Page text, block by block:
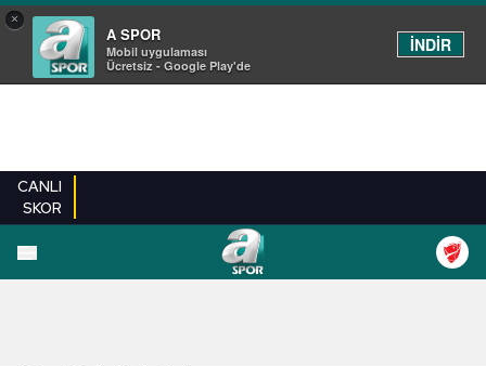
×
A SPOR
Mobil uygulaması
Ücretsiz - Google Play'de
İNDİR
CANLI
SKOR